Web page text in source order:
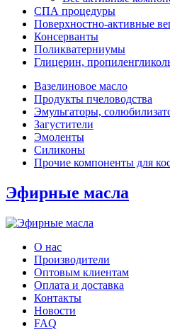
СПА процедуры
Поверхностно-активные
Консерванты
Поликватерниумы
Глицерин,
Вазелиновое масло
Продукты пчеловодства
Эмульгаторы,
Загустители
Эмоленты
Силиконы
Прочие компоненты для
Эфирные масла
О нас
Производители
Оптовым клиентам
Оплата и доставка
Контакты
Новости
FAQ